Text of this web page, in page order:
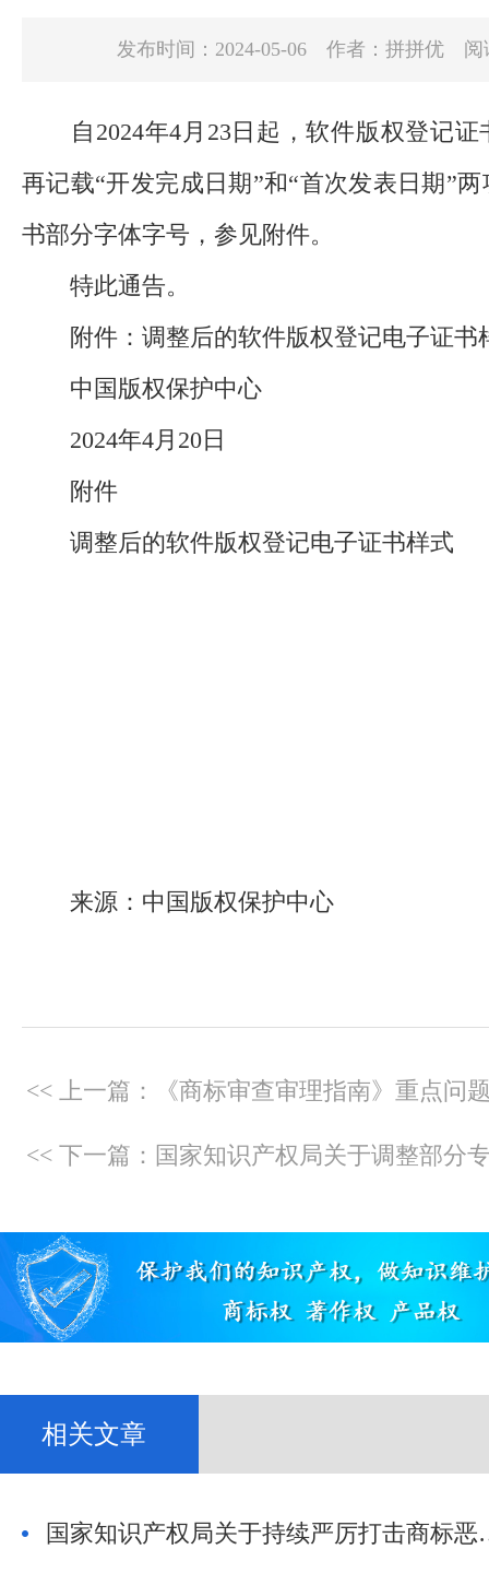
发布时间：2024-05-06 作者：拼拼优 阅
自2024年4月23日起，软件版权登记证
再记载“开发完成日期”和“首次发表日期”
书部分字体字号，参见附件。
特此通告。
附件：调整后的软件版权登记电子证书
中国版权保护中心
2024年4月20日
附件
调整后的软件版权登记电子证书样式
来源：中国版权保护中心
<< 上一篇：《商标审查审理指南》重点问
相关文章
国家知识产